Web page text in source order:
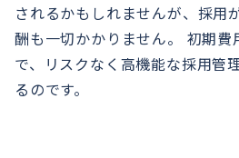
されるかもしれませんが、採用
酬も一切かかりません。 初期費
で、リスクなく高機能な採用管
るのです。